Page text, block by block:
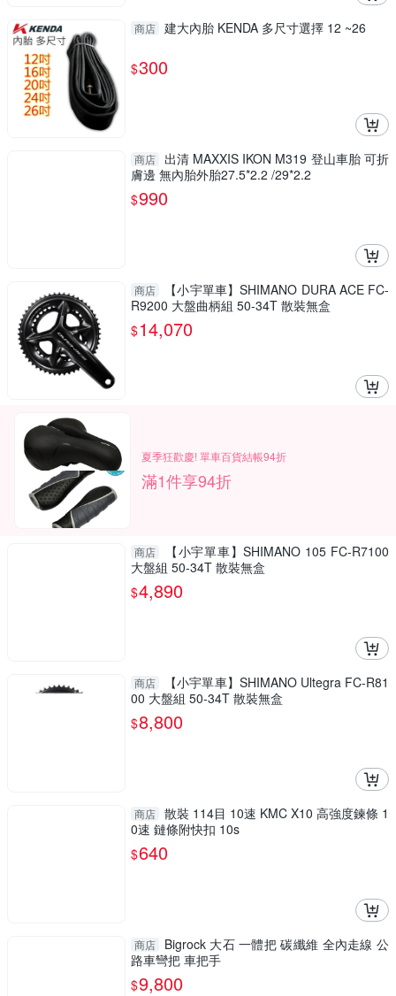
商店 建大內胎 KENDA 多尺寸選擇 12 ~26
$300
商店
出清 MAXXIS IKON M319 登山車胎 可折
膚邊 無內胎外胎27.5*2.2 /29*2.2
$990
商店
【小宇單車】SHIMANO DURA ACE FC-
R9200 大盤曲柄組 50-34T 散裝無盒
$14,070
夏季狂歡慶! 單車百貨結帳94折
滿1件享94折
商店
【小宇單車】SHIMANO 105 FC-R7100
大盤組 50-34T 散裝無盒
$4,890
商店
【小宇單車】SHIMANO Ultegra FC-R81
00 大盤組 50-34T 散裝無盒
$8,800
商店 散裝 114目 10速 KMC X10 高強度鍊條 1
0速 鏈條附快扣 10s
$640
商店
Bigrock 大石 一體把 碳纖維 全內走線 公
路車彎把 車把手
$9,800